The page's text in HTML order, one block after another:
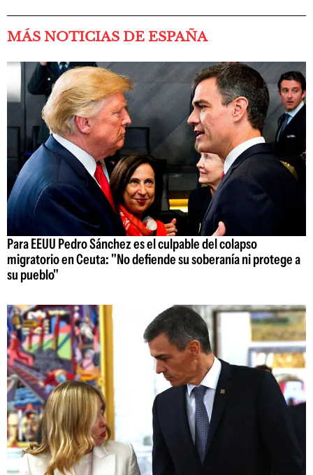
MÁS NOTICIAS DE ESPAÑA
Para EEUU Pedro Sánchez es el culpable del colapso
migratorio en Ceuta: "No defiende su soberanía ni protege a
su pueblo"